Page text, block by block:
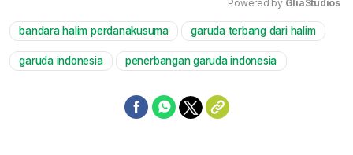
Mute
Powered by GliaStudios
bandara halim perdanakusuma garuda terbang dari halim
garuda indonesia penerbangan garuda indonesia